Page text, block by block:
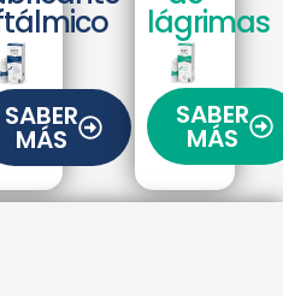
SABER
MÁS
lágrimas
SABER
MÁS